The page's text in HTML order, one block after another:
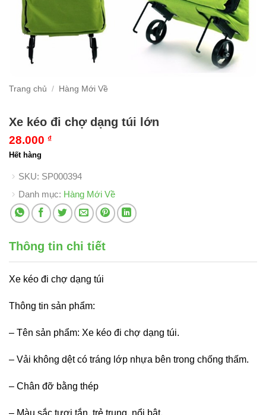
Trang chủ / Hàng Mới Về
Xe kéo đi chợ dạng túi lớn
28.000 ₫
Hết hàng
SKU: SP000394
Danh mục: Hàng Mới Về
Thông tin chi tiết
Xe kéo đi chợ dạng túi
Thông tin sản phẩm:
– Tên sản phẩm: Xe kéo đi chợ dạng túi.
– Vải không dệt có tráng lớp nhựa bên trong chống thấm.
– Chân đỡ bằng thép
– Màu sắc tươi tắn, trẻ trung, nổi bật.